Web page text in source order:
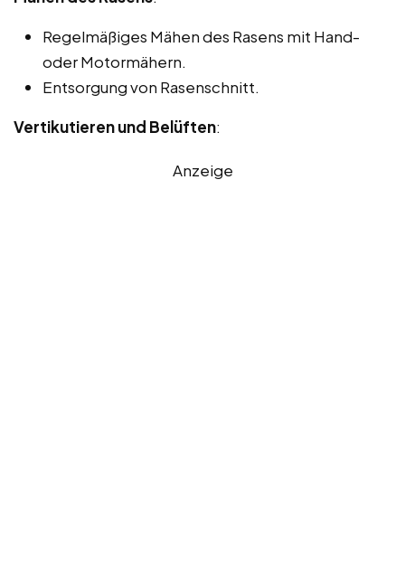
Regelmäßiges Mähen des Rasens mit Hand-
oder Motormähern.
Entsorgung von Rasenschnitt.
Vertikutieren und Belüften:
Anzeige